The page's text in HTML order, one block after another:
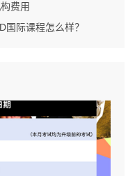
费用
际课程怎么样？